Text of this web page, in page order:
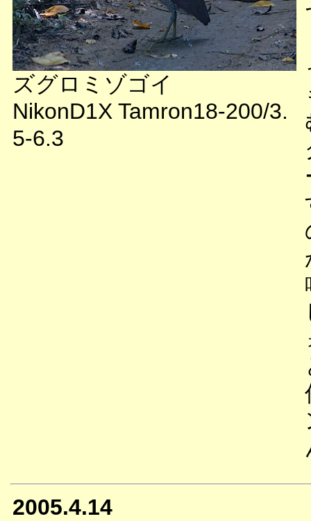
ズグロミゾゴイ
NikonD1X Tamron18-200/3.
5-6.3
2005.4.14